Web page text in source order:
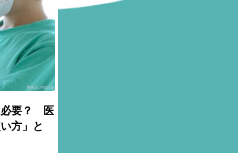
必要？ 医
方」と